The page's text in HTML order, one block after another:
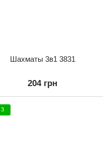
Шахматы 3в1 3831
204 грн
3